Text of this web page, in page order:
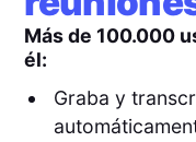
Más de 100.000
él:
Graba y